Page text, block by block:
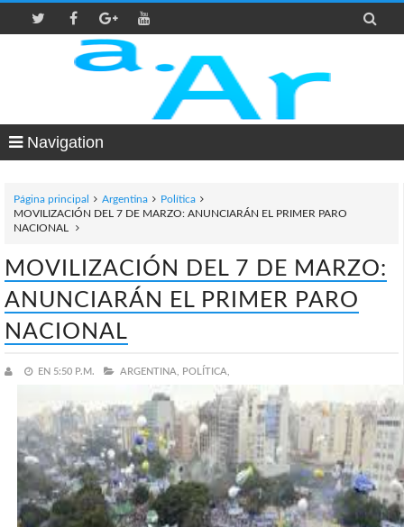

Navigation
Página principal Argentina
Política
MOVILIZACIÓN DEL 7 DE MARZO: ANUNCIARÁN EL PRIMER PARO
NACIONAL
MOVILIZACIÓN DEL 7 DE MARZO:
ANUNCIARÁN EL PRIMER PARO
NACIONAL
EN 5:50 P.M. ARGENTINA, POLÍTICA,